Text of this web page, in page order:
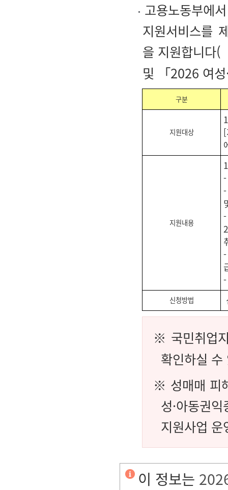
고용노동부에
지원서비스를
을 지원합니다(
및 「2026 여
구분
지원대상
지원내용
신청방법
※ 국민취업
확인하실 수
※ 성매매 피
성·아동권
지원사업
이 정보는